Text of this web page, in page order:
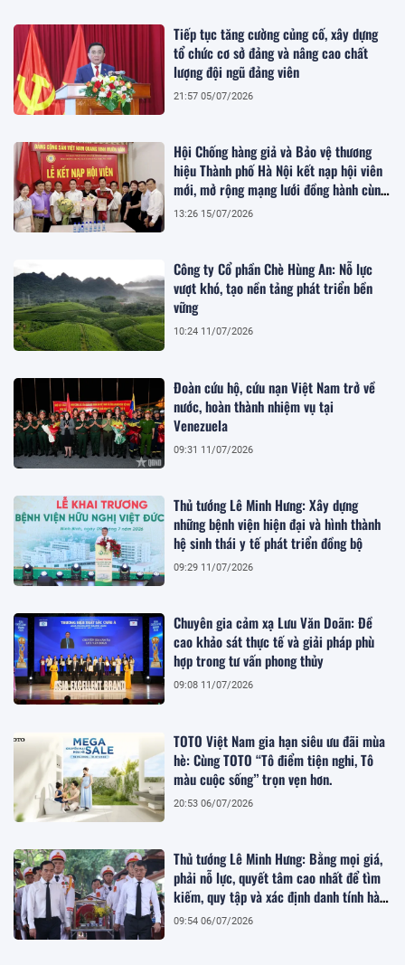
Tiếp tục tăng cường củng cố, xây dựng
tổ chức cơ sở đảng và nâng cao chất
lượng đội ngũ đảng viên
21:57 05/07/2026
Hội Chống hàng giả và Bảo vệ thương
hiệu Thành phố Hà Nội kết nạp hội viên
mới, mở rộng mạng lưới đồng hành cùng
doanh nghiệp
13:26 15/07/2026
Công ty Cổ phần Chè Hùng An: Nỗ lực
vượt khó, tạo nền tảng phát triển bền
vững
10:24 11/07/2026
Đoàn cứu hộ, cứu nạn Việt Nam trở về
nước, hoàn thành nhiệm vụ tại
Venezuela
09:31 11/07/2026
Thủ tướng Lê Minh Hưng: Xây dựng
những bệnh viện hiện đại và hình thành
hệ sinh thái y tế phát triển đồng bộ
09:29 11/07/2026
Chuyên gia cảm xạ Lưu Văn Doãn: Đề
cao khảo sát thực tế và giải pháp phù
hợp trong tư vấn phong thủy
09:08 11/07/2026
TOTO Việt Nam gia hạn siêu ưu đãi mùa
hè: Cùng TOTO “Tô điểm tiện nghi, Tô
màu cuộc sống” trọn vẹn hơn.
20:53 06/07/2026
Thủ tướng Lê Minh Hưng: Bằng mọi giá,
phải nỗ lực, quyết tâm cao nhất để tìm
kiếm, quy tập và xác định danh tính hài
cốt liệt sĩ
09:54 06/07/2026